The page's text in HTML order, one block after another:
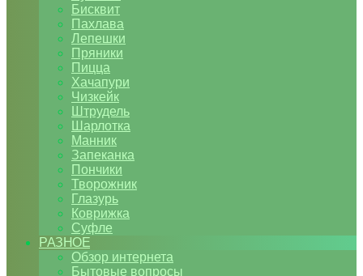
Бисквит
Пахлава
Лепешки
Пряники
Пицца
Хачапури
Чизкейк
Штрудель
Шарлотка
Манник
Запеканка
Пончики
Творожник
Глазурь
Коврижка
Суфле
РАЗНОЕ
Обзор интернета
Бытовые вопросы